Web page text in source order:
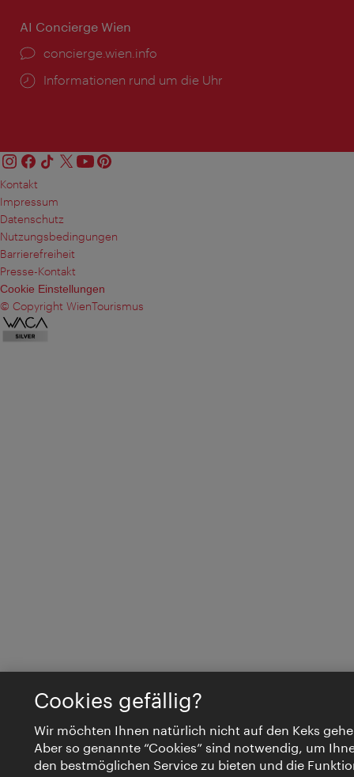
AI Concierge Wien
Ort:
concierge.wien.info
Öffnungszeiten:
Informationen rund um die Uhr
Kontakt
Impressum
Datenschutz
Nutzungsbedingungen
Barrierefreiheit
Presse-Kontakt
Cookie Einstellungen
© Copyright WienTourismus
Cookies gefällig?
Wir möchten Ihnen natürlich nicht auf den Keks
Aber so genannte “Cookies” sind notwendig, um
den bestmöglichen Service zu bieten und die